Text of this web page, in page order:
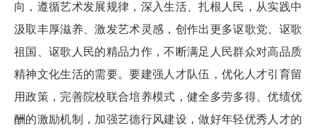
向，遵循艺术发展规律，深入生活、扎根人民，从实践中
汲取丰厚滋养、激发艺术灵感，创作出更多讴歌党、讴歌
祖国、讴歌人民的精品力作，不断满足人民群众对高品质
精神文化生活的需要。要建强人才队伍，优化人才引育留
用政策，完善院校联合培养模式，健全多劳多得、优绩优
酬的激励机制，加强艺德行风建设，做好年轻优秀人才的